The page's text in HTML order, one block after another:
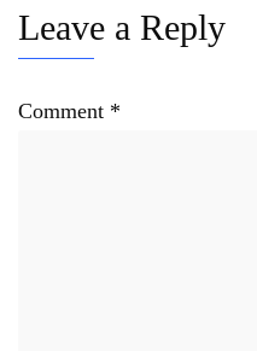
Leave a Reply
Comment *